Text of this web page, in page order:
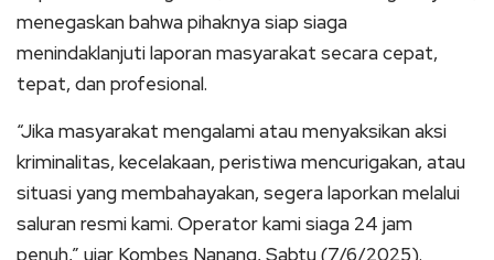
menegaskan bahwa pihaknya siap siaga
menindaklanjuti laporan masyarakat secara cepat,
tepat, dan profesional.
“Jika masyarakat mengalami atau menyaksikan aksi
kriminalitas, kecelakaan, peristiwa mencurigakan, atau
situasi yang membahayakan, segera laporkan melalui
saluran resmi kami. Operator kami siaga 24 jam
penuh,” ujar Kombes Nanang, Sabtu (7/6/2025).